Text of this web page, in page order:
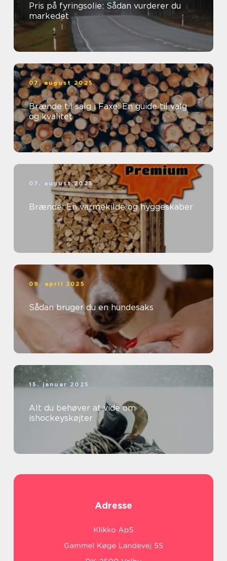
Pris på fyringsolie: Sådan vurderer du
markedet
07. august 2025
Brænde til salg i Faxe: En guide til valg
og kvalitet
07. august 2025
Brænde: En varmekilde og hyggeskaber
09. april 2025
Sådan bruger du en hundesaks
15. januar 2025
Alt du behøver at vide om
ishockeyskøjter
Adresse